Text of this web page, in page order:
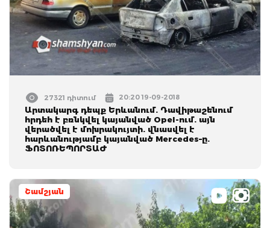
27321 դիտում 20:20 19-09-2018
Արտակարգ դեպք Երևանում. Դավիթաշենում
հրդեհ է բռնկվել կայանված Opel-ում. այն
վերածվել է մոխրակույտի. վնասվել է
հարևանությամբ կայանված Mercedes–ը.
ՖՈՏՈՌԵՊՈՐՏԱԺ
Շամշյան